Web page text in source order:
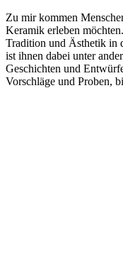
Zu mir kommen
Keramik erleben
Tradition und Ästhetik in
ist ihnen dabei unter
Geschichten und
Vorschläge und Proben,